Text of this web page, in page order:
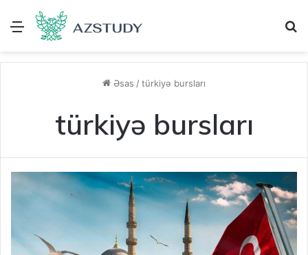
Menu
Əsas /türkiyə bursları
türkiyə bursları